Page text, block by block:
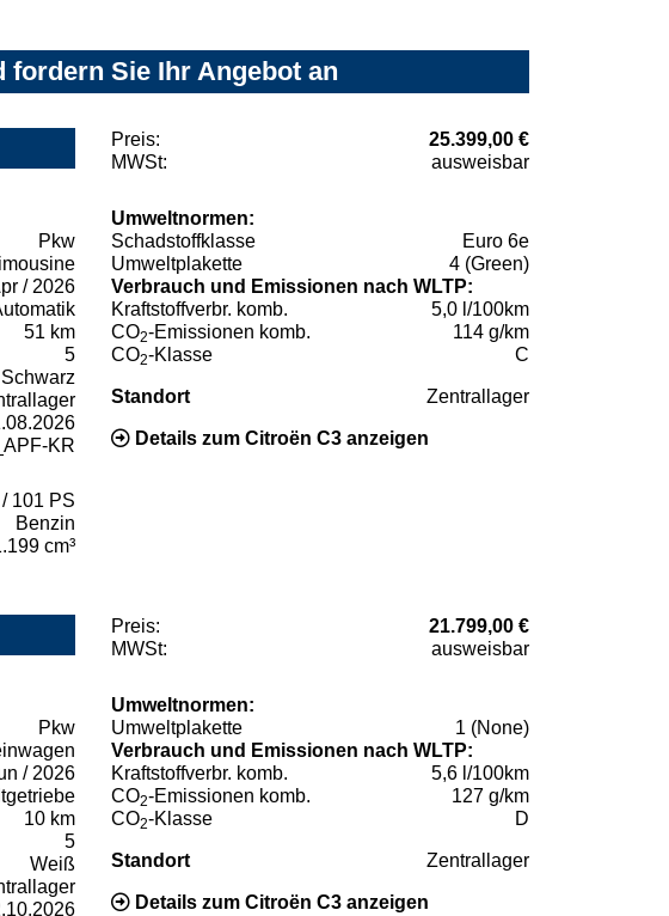
fordern Sie Ihr Angebot an
Preis:
25.399,00 €
MWSt:
ausweisbar
Pkw
/ 2026
51 km
5
Schwarz
KR
101 PS
Benzin
cm³
Umweltnormen:
Schadstoffklasse
Euro 6e
Umweltplakette
4 (Green)
Verbrauch und Emissionen nach WLTP:
Kraftstoffverbr. komb.
5,0 l/100km
CO2-Emissionen komb.
114 g/km
CO2-Klasse C
Standort Zentrallager
Details zum Citroën C3 anzeigen
Preis:
21.799,00 €
MWSt:
ausweisbar
Pkw
/ 2026
10 km
5
Weiß
Umweltnormen:
Umweltplakette
1 (None)
Verbrauch und Emissionen nach WLTP:
Kraftstoffverbr. komb.
5,6 l/100km
CO2-Emissionen komb.
127 g/km
CO2-Klasse D
Standort Zentrallager
Details zum Citroën C3 anzeigen